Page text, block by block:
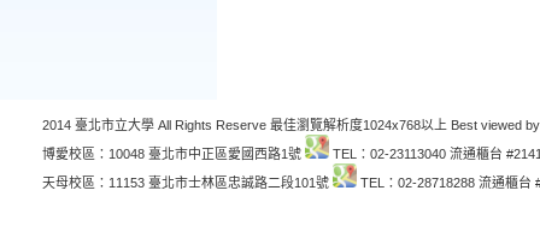
2014 臺北市立大學 All Rights Reserve 最佳瀏覽解析度1024x768以上 Best viewed
博愛校區：10048 臺北市中正區愛國西路1號
TEL：02-23113040 流通櫃台
天母校區：11153 臺北市士林區忠誠路二段101號
TEL：02-28718288 流通櫃台